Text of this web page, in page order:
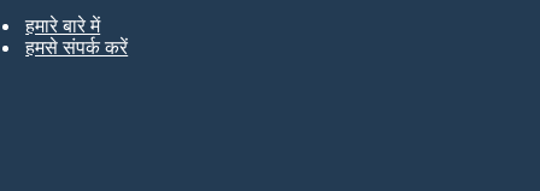
हमारे बारे में
हमसे संपर्क करें